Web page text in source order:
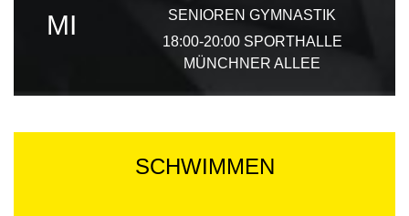
MI
SENIOREN GYMNASTIK
18:00-20:00 SPORTHALLE
MÜNCHNER ALLEE
SCHWIMMEN